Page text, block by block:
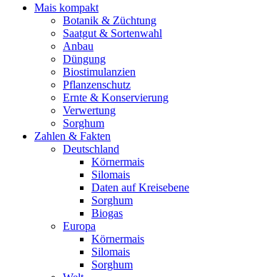
Mais kompakt
Botanik & Züchtung
Saatgut & Sortenwahl
Anbau
Düngung
Biostimulanzien
Pflanzenschutz
Ernte & Konservierung
Verwertung
Sorghum
Zahlen & Fakten
Deutschland
Körnermais
Silomais
Daten auf Kreisebene
Sorghum
Biogas
Europa
Körnermais
Silomais
Sorghum